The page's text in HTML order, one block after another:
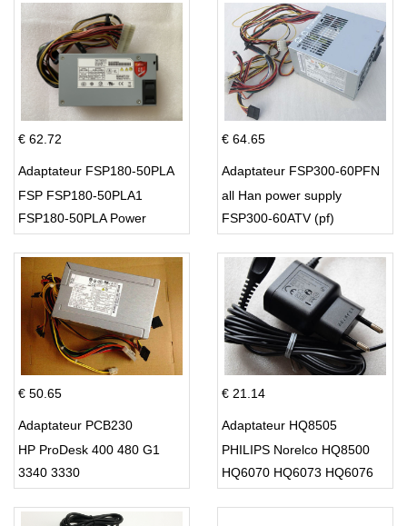
€ 62.72
Adaptateur FSP180-50PLA
FSP FSP180-50PLA1
FSP180-50PLA Power
€ 64.65
Adaptateur FSP300-60PFN
all Han power supply
FSP300-60ATV (pf)
€ 50.65
Adaptateur PCB230
HP ProDesk 400 480 G1
3340 3330
€ 21.14
Adaptateur HQ8505
PHILIPS Norelco HQ8500
HQ6070 HQ6073 HQ6076